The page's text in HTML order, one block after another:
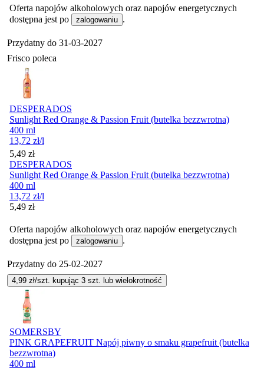
Oferta napojów alkoholowych oraz napojów energetycznych
dostępna jest po
zalogowaniu .
Przydatny do 31-03-2027
Frisco poleca
DESPERADOS
Sunlight Red Orange & Passion Fruit (butelka bezzwrotna)
400 ml
13,72 zł/l
Cena
5,49 zł
DESPERADOS
Sunlight Red Orange & Passion Fruit (butelka bezzwrotna)
400 ml
13,72 zł/l
Cena
5,49 zł
Oferta napojów alkoholowych oraz napojów energetycznych
dostępna jest po
zalogowaniu .
Przydatny do 25-02-2027
4,99 zł/szt. kupując 3 szt. lub wielokrotność
SOMERSBY
PINK GRAPEFRUIT Napój piwny o smaku grapefruit (butelka
bezzwrotna)
400 ml